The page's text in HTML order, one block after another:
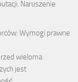
Naruszenie
Wymogi prawne
wieloma
jest